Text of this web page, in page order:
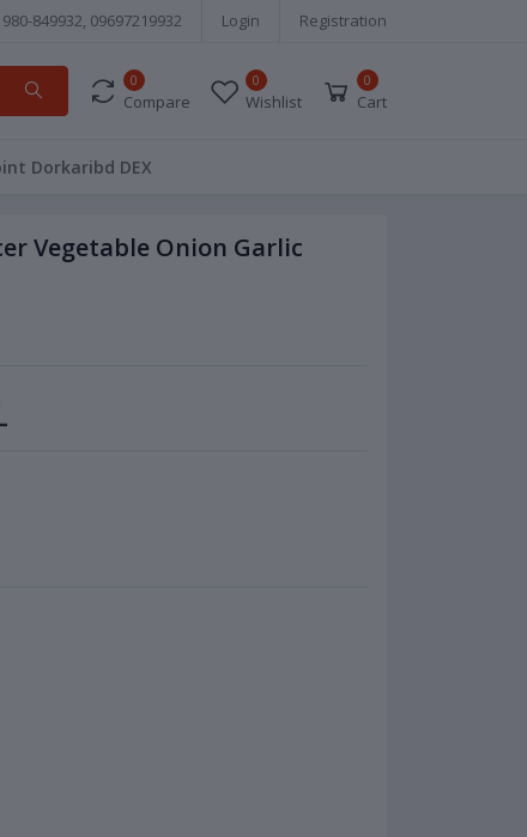
849932, 09697219932 Login Registration
0
Compare
0
Wishlist
0
Cart
Dorkaribd DEX
Vegetable Onion Garlic